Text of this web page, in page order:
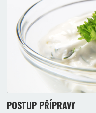
POSTUP PŘÍPRAVY